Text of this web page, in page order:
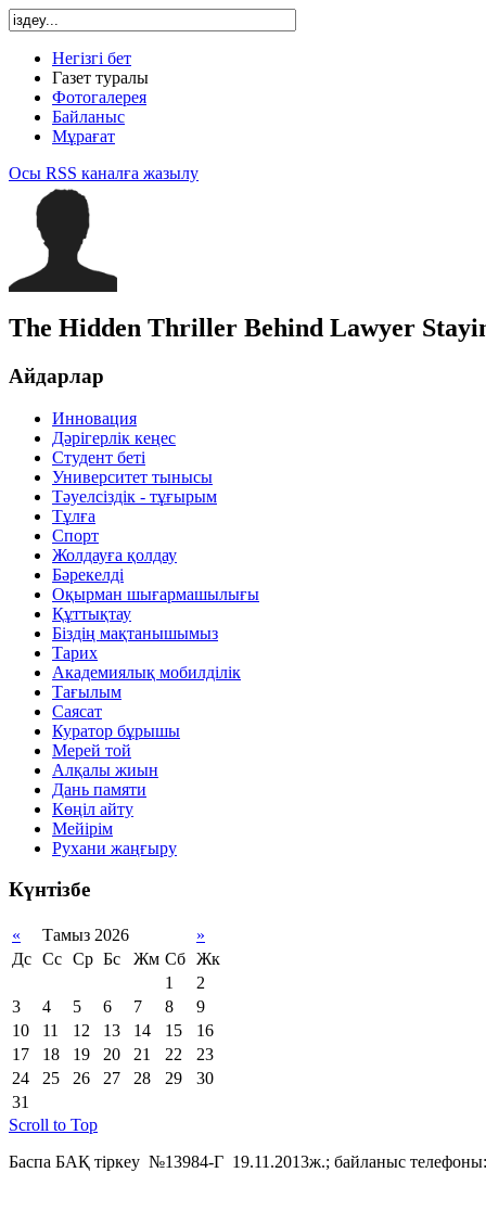
Негізгі бет
Газет туралы
Фотогалерея
Байланыс
Мұрағат
Осы RSS каналға жазылу
The Hidden Thriller Behind Lawyer
Айдарлар
Инновация
Дәрігерлік кеңес
Студент беті
Университет тынысы
Тәуелсіздік - тұғырым
Тұлға
Спорт
Жолдауға қолдау
Бәрекелді
Оқырман шығармашылығы
Құттықтау
Біздің мақтанышымыз
Тарих
Академиялық мобилділік
Тағылым
Саясат
Куратор бұрышы
Мерей той
Алқалы жиын
Дань памяти
Көңіл айту
Мейірім
Рухани жаңғыру
Күнтізбе
« Тамыз 2026
»
Дс Сс Ср Бс Жм Сб Жк
1
2
3
4 5 6 7 8
9
10
11 12 13 14 15
16
17
18 19 20 21 22
23
24
25 26 27 28 29
30
31
Scroll to Top
Баспа БАҚ тіркеу №13984-Г 19.11.2013ж.; байланыс